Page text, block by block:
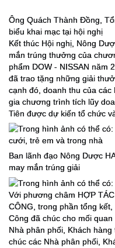
Ông Quách Thành Đồng,
biểu khai mạc tại hội nghị
Kết thúc Hội nghị, Nông
mắn trúng thưởng của
phẩm DOW - NISSAN năm
đã trao tặng những giải
cạnh đó, doanh thu của
gia chương trình tích lũy
Tiên được dự kiến tổ chức
Ban lãnh đạo Nông Dược
may mắn trúng giải
Với phương châm HỢP
CÔNG, trong phần tổng
Công đã chúc cho mối
Nhà phân phối, Khách
chúc các Nhà phân phối,